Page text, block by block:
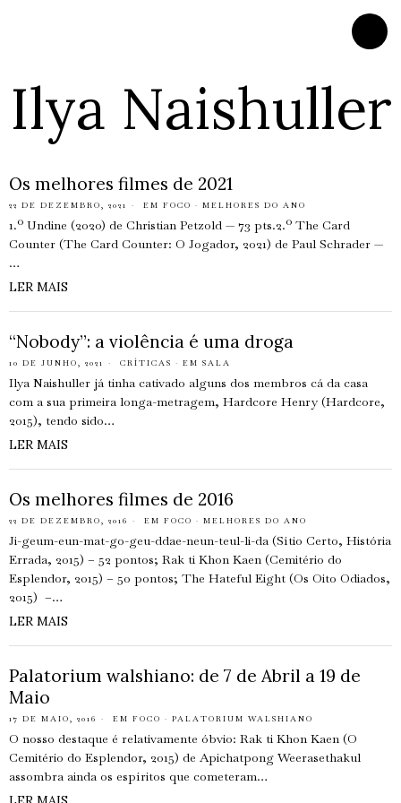
Ilya Naishuller
Os melhores filmes de 2021
22 DE DEZEMBRO, 2021 EM FOCO · MELHORES DO ANO
1.º Undine (2020) de Christian Petzold — 73 pts.2.º The Card
Counter (The Card Counter: O Jogador, 2021) de Paul Schrader —
…
LER MAIS
“Nobody”: a violência é uma droga
10 DE JUNHO, 2021 CRÍTICAS · EM SALA
Ilya Naishuller já tinha cativado alguns dos membros cá da casa
com a sua primeira longa-metragem, Hardcore Henry (Hardcore,
2015), tendo sido…
LER MAIS
Os melhores filmes de 2016
22 DE DEZEMBRO, 2016 EM FOCO · MELHORES DO ANO
Ji-geum-eun-mat-go-geu-ddae-neun-teul-li-da (Sítio Certo, História
Errada, 2015) – 52 pontos; Rak ti Khon Kaen (Cemitério do
Esplendor, 2015) – 50 pontos; The Hateful Eight (Os Oito Odiados,
2015) –…
LER MAIS
Palatorium walshiano: de 7 de Abril a 19 de
Maio
17 DE MAIO, 2016 EM FOCO · PALATORIUM WALSHIANO
O nosso destaque é relativamente óbvio: Rak ti Khon Kaen (O
Cemitério do Esplendor, 2015) de Apichatpong Weerasethakul
assombra ainda os espíritos que cometeram…